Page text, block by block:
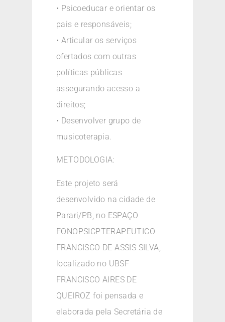
• Psicoeducar e orientar os
pais e responsáveis;
• Articular os serviços
ofertados com outras
políticas públicas
assegurando acesso a
direitos;
• Desenvolver grupo de
musicoterapia.
METODOLOGIA:
Este projeto será
desenvolvido na cidade de
Parari/PB, no ESPAÇO
FONOPSICPTERAPEUTICO
FRANCISCO DE ASSIS SILVA,
localizado no UBSF
FRANCISCO AIRES DE
QUEIROZ foi pensada e
elaborada pela Secretária de